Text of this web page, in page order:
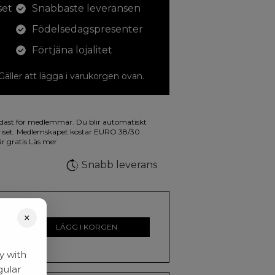
Snabbaste leveransen
Födelsedagspresenter
Förtjäna lojalitet
att lägga i varukorgen ovan.
teckningar med. På illustrationen på
färger.
för medlemmar. Du blir automatiskt
Medlemskapet kostar EURO 38/30
gratis Läs mer
Snabb leverans
LÄGG I KORGEN
×
with